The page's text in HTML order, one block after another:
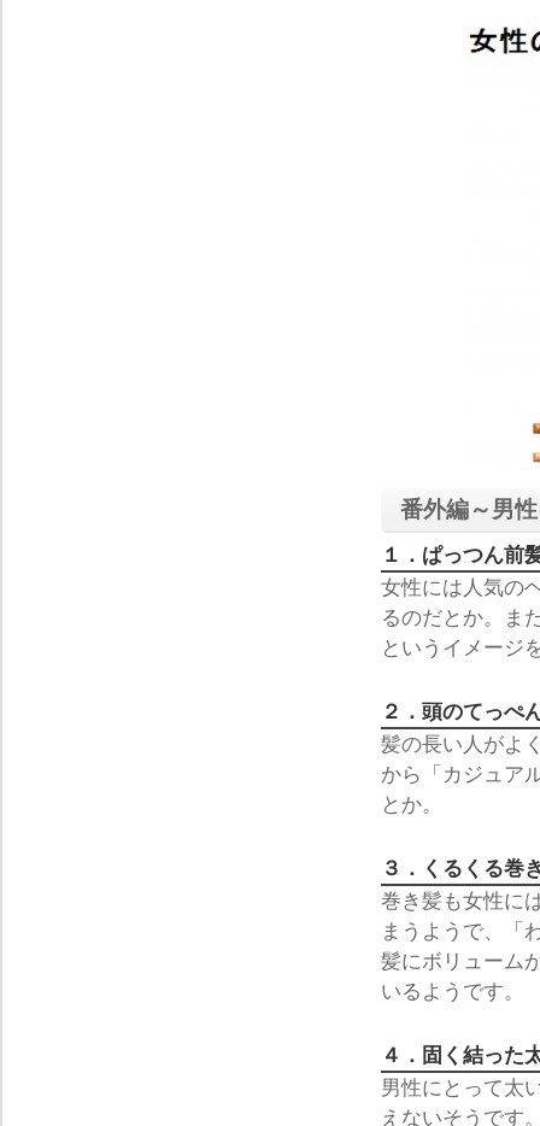
番外編～男
１．ぱっつん前
女性には人気の
るのだとか。ま
というイメージ
２．頭のてっぺ
髪の長い人がよ
から「カジュア
とか。
３．くるくる巻
巻き髪も女性に
まうようで、「
髪にボリューム
いるようです。
４．固く結った
男性にとって太
えないそうです